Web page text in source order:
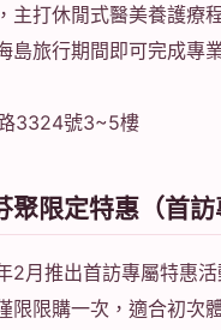
主打休閒式醫美養護療
島旅行期間即可完成專
3324號3~5樓
限定特惠（首訪
2月推出首訪專屬特惠
限購一次，適合初次